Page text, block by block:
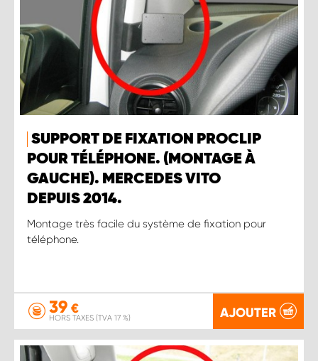
SUPPORT DE FIXATION PROCLIP
POUR TÉLÉPHONE. (MONTAGE À
GAUCHE). MERCEDES VITO
DEPUIS 2014.
Montage très facile du système de fixation pour
téléphone.
39 €
HORS TAXES (TVA 17 %) AJOUTER